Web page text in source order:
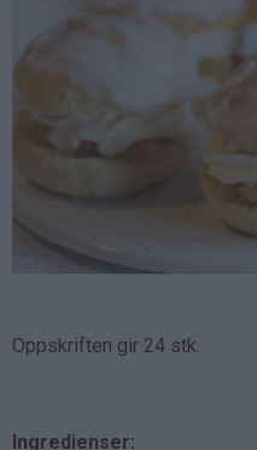
Oppskriften gir 24 stk.
Ingredienser: